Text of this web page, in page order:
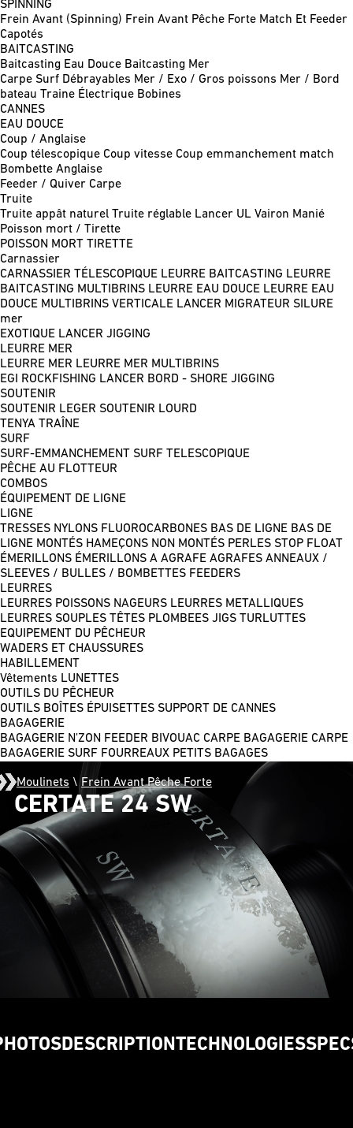
SPINNING
Frein Avant (Spinning) Frein Avant Pêche Forte Match Et Feeder
Capotés
BAITCASTING
Baitcasting Eau Douce Baitcasting Mer
Carpe Surf Débrayables Mer / Exo / Gros poissons Mer / Bord
bateau Traine Électrique Bobines
CANNES
EAU DOUCE
Coup / Anglaise
Coup télescopique Coup vitesse Coup emmanchement match
Bombette Anglaise
Feeder / Quiver Carpe
Truite
Truite appât naturel Truite réglable Lancer UL Vairon Manié
Poisson mort / Tirette
POISSON MORT TIRETTE
Carnassier
CARNASSIER TÉLESCOPIQUE LEURRE BAITCASTING LEURRE
BAITCASTING MULTIBRINS LEURRE EAU DOUCE LEURRE EAU
DOUCE MULTIBRINS VERTICALE LANCER MIGRATEUR SILURE
mer
EXOTIQUE LANCER JIGGING
LEURRE MER
LEURRE MER LEURRE MER MULTIBRINS
EGI
ROCKFISHING LANCER BORD - SHORE JIGGING
SOUTENIR
SOUTENIR LEGER SOUTENIR LOURD
TENYA TRAÎNE
SURF
SURF-EMMANCHEMENT SURF TELESCOPIQUE
PÊCHE AU FLOTTEUR
COMBOS
ÉQUIPEMENT DE LIGNE
LIGNE
TRESSES NYLONS FLUOROCARBONES BAS DE LIGNE BAS DE
LIGNE MONTÉS HAMEÇONS NON MONTÉS PERLES STOP FLOAT
ÉMERILLONS ÉMERILLONS A AGRAFE AGRAFES ANNEAUX /
SLEEVES / BULLES / BOMBETTES FEEDERS
LEURRES
LEURRES POISSONS NAGEURS LEURRES METALLIQUES
LEURRES SOUPLES TÊTES PLOMBEES JIGS TURLUTTES
EQUIPEMENT DU PÊCHEUR
WADERS ET CHAUSSURES
HABILLEMENT
Vêtements LUNETTES
OUTILS DU PÊCHEUR
OUTILS BOÎTES ÉPUISETTES SUPPORT DE CANNES
BAGAGERIE
BAGAGERIE N'ZON FEEDER BIVOUAC CARPE BAGAGERIE CARPE
BAGAGERIE SURF FOURREAUX PETITS BAGAGES
Moulinets \Frein Avant Pêche Forte
CERTATE 24 SW
DESCRIPTION TECHNOLOGIES